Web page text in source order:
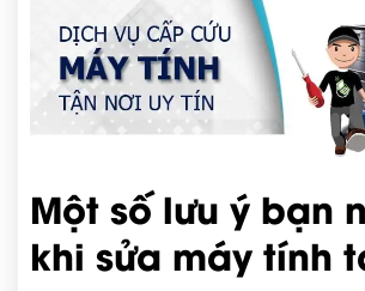
Một số lưu ý bạn
khi sửa máy tính